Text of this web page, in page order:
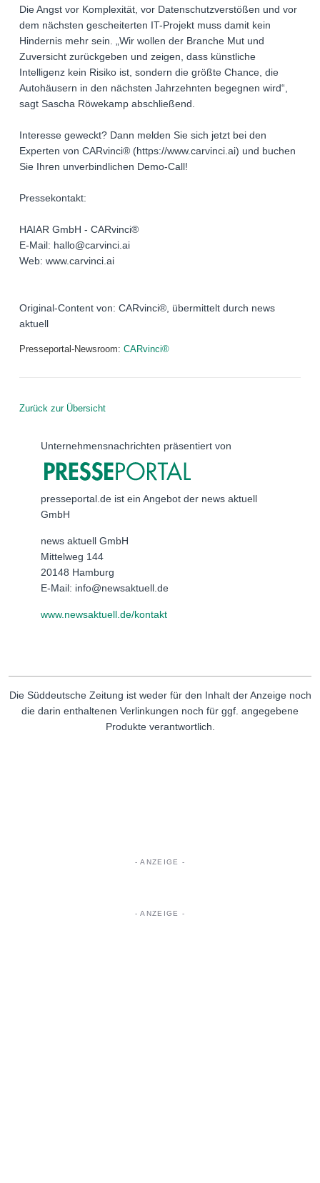
Die Angst vor Komplexität, vor Datenschutzverstößen und vor
dem nächsten gescheiterten IT-Projekt muss damit kein
Hindernis mehr sein. „Wir wollen der Branche Mut und
Zuversicht zurückgeben und zeigen, dass künstliche
Intelligenz kein Risiko ist, sondern die größte Chance, die
Autohäusern in den nächsten Jahrzehnten begegnen wird“,
sagt Sascha Röwekamp abschließend.
Interesse geweckt? Dann melden Sie sich jetzt bei den
Experten von CARvinci® (https://www.carvinci.ai) und buchen
Sie Ihren unverbindlichen Demo-Call!
Pressekontakt:
HAIAR GmbH - CARvinci®
E-Mail: hallo@carvinci.ai
Web: www.carvinci.ai
Original-Content von: CARvinci®, übermittelt durch news
aktuell
Presseportal-Newsroom: CARvinci®
Zurück zur Übersicht
Unternehmensnachrichten präsentiert von
presseportal.de ist ein Angebot der news aktuell
GmbH
news aktuell GmbH
Mittelweg 144
20148 Hamburg
E-Mail: info@newsaktuell.de
www.newsaktuell.de/kontakt
Die Süddeutsche Zeitung ist weder für den Inhalt der Anzeige noch
die darin enthaltenen Verlinkungen noch für ggf. angegebene
Produkte verantwortlich.